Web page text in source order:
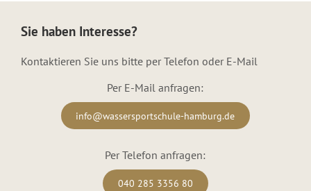
Sie haben Interesse?
Kontaktieren Sie uns bitte per Telefon oder E-Mail
Per E-Mail anfragen:
info@wassersportschule-hamburg.de
Per Telefon anfragen:
040 285 3356 80